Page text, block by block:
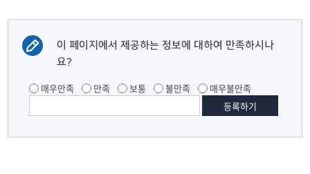
이 페이지에서 제공하는 정보에 대하여 만족하시나
요?
매우만족 만족 보통 불만족 매우불만족